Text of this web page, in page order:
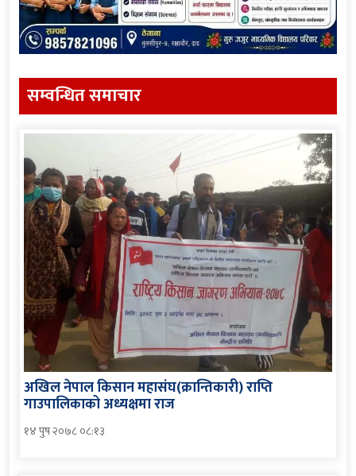
सम्वन्धित समाचार
अखिल नेपाल किसान महासंघ(क्रान्तिकारी) राप्ति
गाउपालिकाको अध्यक्षमा राज
१४ पुष २०७८ ०८:१३